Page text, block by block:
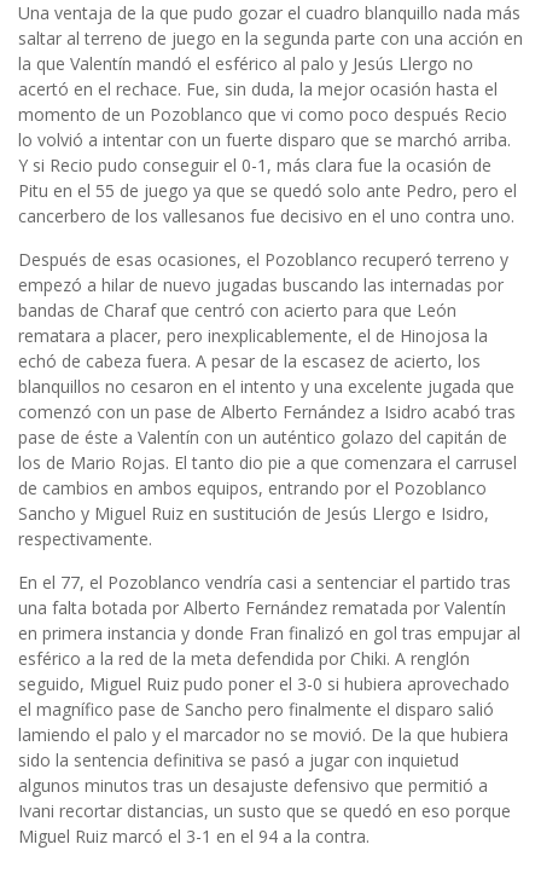
Una ventaja de la que pudo gozar el cuadro blanquillo nada más
saltar al terreno de juego en la segunda parte con una acción en
la que Valentín mandó el esférico al palo y Jesús Llergo no
acertó en el rechace. Fue, sin duda, la mejor ocasión hasta el
momento de un Pozoblanco que vi como poco después Recio
lo volvió a intentar con un fuerte disparo que se marchó arriba.
Y si Recio pudo conseguir el 0-1, más clara fue la ocasión de
Pitu en el 55 de juego ya que se quedó solo ante Pedro, pero el
cancerbero de los vallesanos fue decisivo en el uno contra uno.
Después de esas ocasiones, el Pozoblanco recuperó terreno y
empezó a hilar de nuevo jugadas buscando las internadas por
bandas de Charaf que centró con acierto para que León
rematara a placer, pero inexplicablemente, el de Hinojosa la
echó de cabeza fuera. A pesar de la escasez de acierto, los
blanquillos no cesaron en el intento y una excelente jugada que
comenzó con un pase de Alberto Fernández a Isidro acabó tras
pase de éste a Valentín con un auténtico golazo del capitán de
los de Mario Rojas. El tanto dio pie a que comenzara el carrusel
de cambios en ambos equipos, entrando por el Pozoblanco
Sancho y Miguel Ruiz en sustitución de Jesús Llergo e Isidro,
respectivamente.
En el 77, el Pozoblanco vendría casi a sentenciar el partido tras
una falta botada por Alberto Fernández rematada por Valentín
en primera instancia y donde Fran finalizó en gol tras empujar al
esférico a la red de la meta defendida por Chiki. A renglón
seguido, Miguel Ruiz pudo poner el 3-0 si hubiera aprovechado
el magnífico pase de Sancho pero finalmente el disparo salió
lamiendo el palo y el marcador no se movió. De la que hubiera
sido la sentencia definitiva se pasó a jugar con inquietud
algunos minutos tras un desajuste defensivo que permitió a
Ivani recortar distancias, un susto que se quedó en eso porque
Miguel Ruiz marcó el 3-1 en el 94 a la contra.